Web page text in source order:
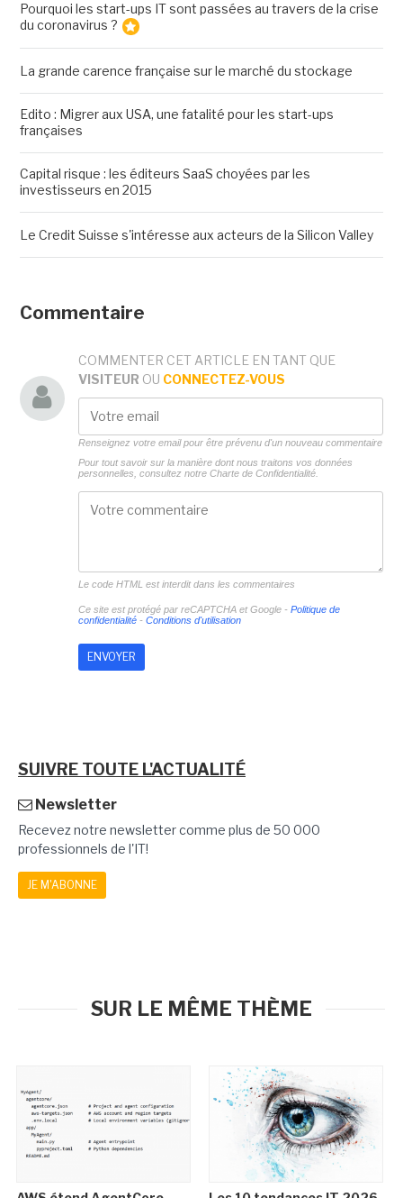
Pourquoi les start-ups IT sont passées au travers de la crise
du coronavirus ?
La grande carence française sur le marché du stockage
Edito : Migrer aux USA, une fatalité pour les start-ups
françaises
Capital risque : les éditeurs SaaS choyées par les
investisseurs en 2015
Le Credit Suisse s'intéresse aux acteurs de la Silicon Valley
Commentaire
COMMENTER CET ARTICLE EN TANT QUE
VISITEUR OU CONNECTEZ-VOUS
Renseignez votre email pour être prévenu d'un nouveau commentaire
Pour tout savoir sur la manière dont nous traitons vos données
personnelles, consultez notre Charte de Confidentialité.
Le code HTML est interdit dans les commentaires
Ce site est protégé par reCAPTCHA et Google - Politique de
confidentialité- Conditions d'utilisation
SUIVRE TOUTE L'ACTUALITÉ
Newsletter
Recevez notre newsletter comme plus de 50 000
professionnels de l'IT!
JE M'ABONNE
SUR LE MÊME THÈME